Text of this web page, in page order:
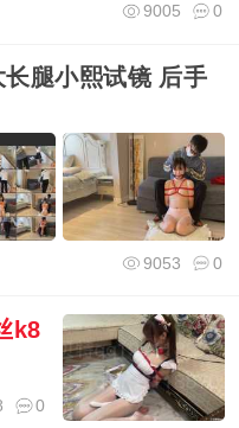
0
9005
长腿小熙试镜 后手
0
9053
k8
0